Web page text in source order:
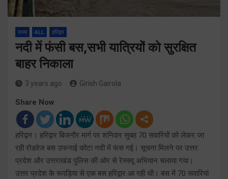
राज्य ALL हरिद्वार
नदी में फंसी बस,सभी यात्रियों को सुरक्षित
बाहर निकाला
3 years ago Girish Gairola
Share Now
हरिद्वार। हरिद्वार बिजनौर मार्ग पर शनिवार सुबह 70 सवारियों को लेकर जा
रही रोडवेज बस उफनाई कोटा नदी में फंस गई। सूचना मिलने पर उत्तर
प्रदेश और उत्तराखंड पुलिस की ओर से रेस्क्यू अभियान चलाया गया।
उत्तर प्रदेश के रूपड़िया से एक बस हरिद्वार आ रही थी। बस में 70 सवारियां